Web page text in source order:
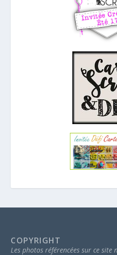
COPYRIGHT
Les photos référencées sur ce